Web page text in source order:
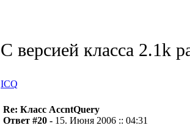
С версией класса 2.1k
ICQ
Re: Класс AccntQuery
Ответ #20 - 15. Июня 2006 :: 04:31